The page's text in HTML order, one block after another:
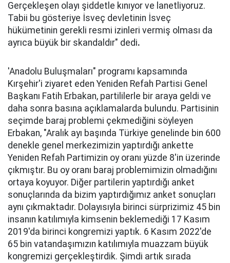
Gerçekleşen olayı şiddetle kınıyor ve lanetliyoruz.
Tabii bu gösteriye İsveç devletinin İsveç
hükümetinin gerekli resmi izinleri vermiş olması da
ayrıca büyük bir skandaldır" dedi.
'Anadolu Buluşmaları" programı kapsamında
Kırşehir'i ziyaret eden Yeniden Refah Partisi Genel
Başkanı Fatih Erbakan, partililerle bir araya geldi ve
daha sonra basına açıklamalarda bulundu. Partisinin
seçimde baraj problemi çekmediğini söyleyen
Erbakan, "Aralık ayı başında Türkiye genelinde bin 600
denekle genel merkezimizin yaptırdığı ankette
Yeniden Refah Partimizin oy oranı yüzde 8'in üzerinde
çıkmıştır. Bu oy oranı baraj problemimizin olmadığını
ortaya koyuyor. Diğer partilerin yaptırdığı anket
sonuçlarında da bizim yaptırdığımız anket sonuçları
aynı çıkmaktadır. Dolayısıyla birinci sürprizimiz 45 bin
insanın katılımıyla kimsenin beklemediği 17 Kasım
2019'da birinci kongremizi yaptık. 6 Kasım 2022'de
65 bin vatandaşımızın katılımıyla muazzam büyük
kongremizi gerçekleştirdik. Şimdi artık sırada